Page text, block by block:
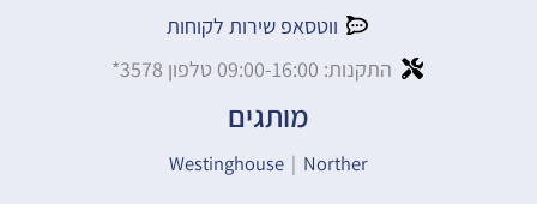
ווטסאפ שירות לקוחות
התקנות: 09:00-16:00 טלפון 3578*
מותגים
Westinghouse | Norther